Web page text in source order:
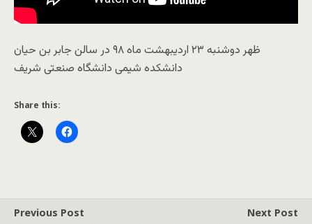
ظهر دوشنبه ۲۳ اردیبهشت ماه ۹۸ در سالن جابر بن حیان
دانشکده شیمی دانشگاه صنعتی شریف
Share this:
Previous Post Next Post